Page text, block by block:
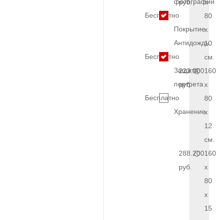
Бесплатно
Покрытие
Антидождь
Бесплатно
Защита
портрета
Бесплатно
Хранение
руб.
x
80
x
10
см.
223.000
руб.
160
x
80
x
12
см.
288.200
руб.
160
x
80
x
15